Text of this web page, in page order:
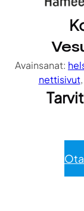
Avainsanat:
nettisivut,